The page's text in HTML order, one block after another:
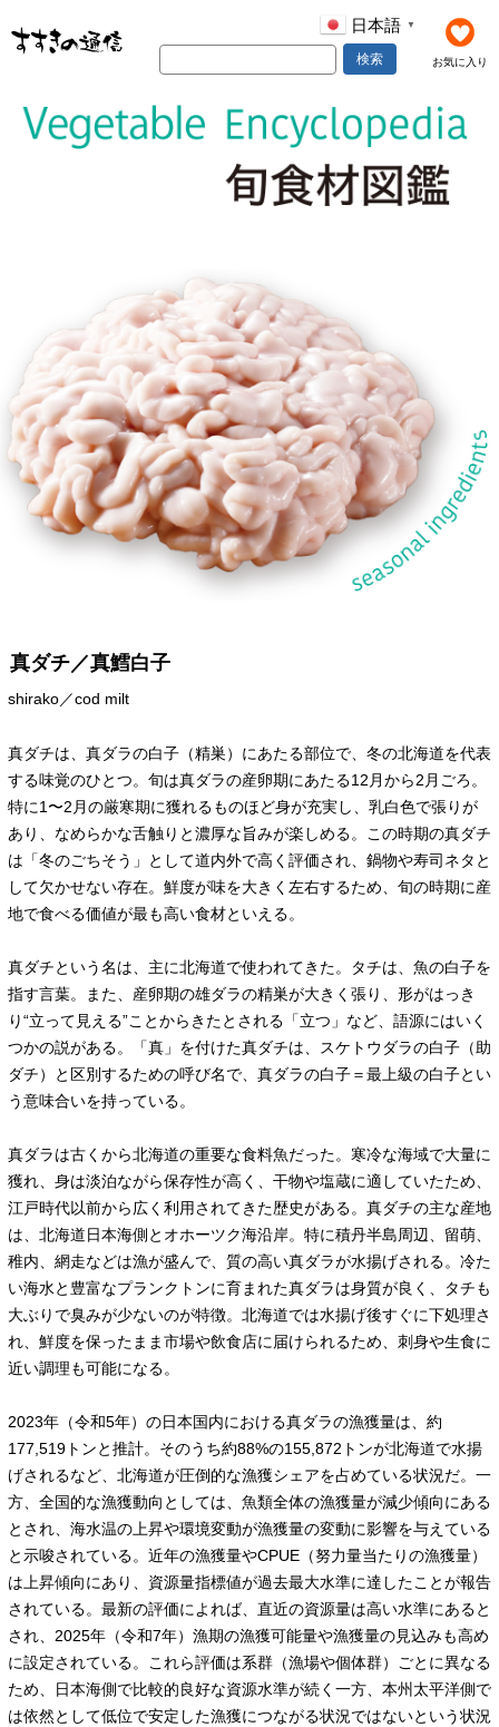
お気に入り
日本語 ▼
検索
真ダチ／真鱈白子
shirako／cod milt
真ダチは、真ダラの白子（精巣）にあたる部位で、冬の北海道を代表
する味覚のひとつ。旬は真ダラの産卵期にあたる12月から2月ごろ。
特に1〜2月の厳寒期に獲れるものほど身が充実し、乳白色で張りが
あり、なめらかな舌触りと濃厚な旨みが楽しめる。この時期の真ダチ
は「冬のごちそう」として道内外で高く評価され、鍋物や寿司ネタと
して欠かせない存在。鮮度が味を大きく左右するため、旬の時期に産
地で食べる価値が最も高い食材といえる。
真ダチという名は、主に北海道で使われてきた。タチは、魚の白子を
指す言葉。また、産卵期の雄ダラの精巣が大きく張り、形がはっき
り“立って見える”ことからきたとされる「立つ」など、語源にはいく
つかの説がある。「真」を付けた真ダチは、スケトウダラの白子（助
ダチ）と区別するための呼び名で、真ダラの白子＝最上級の白子とい
う意味合いを持っている。
真ダラは古くから北海道の重要な食料魚だった。寒冷な海域で大量に
獲れ、身は淡泊ながら保存性が高く、干物や塩蔵に適していたため、
江戸時代以前から広く利用されてきた歴史がある。真ダチの主な産地
は、北海道日本海側とオホーツク海沿岸。特に積丹半島周辺、留萌、
稚内、網走などは漁が盛んで、質の高い真ダラが水揚げされる。冷た
い海水と豊富なプランクトンに育まれた真ダラは身質が良く、タチも
大ぶりで臭みが少ないのが特徴。北海道では水揚げ後すぐに下処理さ
れ、鮮度を保ったまま市場や飲食店に届けられるため、刺身や生食に
近い調理も可能になる。
2023年（令和5年）の日本国内における真ダラの漁獲量は、約
177,519トンと推計。そのうち約88%の155,872トンが北海道で水揚
げされるなど、北海道が圧倒的な漁獲シェアを占めている状況だ。一
方、全国的な漁獲動向としては、魚類全体の漁獲量が減少傾向にある
とされ、海水温の上昇や環境変動が漁獲量の変動に影響を与えている
と示唆されている。近年の漁獲量やCPUE（努力量当たりの漁獲量）
は上昇傾向にあり、資源量指標値が過去最大水準に達したことが報告
されている。最新の評価によれば、直近の資源量は高い水準にあると
され、2025年（令和7年）漁期の漁獲可能量や漁獲量の見込みも高め
に設定されている。これら評価は系群（漁場や個体群）ごとに異なる
ため、日本海側で比較的良好な資源水準が続く一方、本州太平洋側で
は依然として低位で安定した漁獲につながる状況ではないという状況